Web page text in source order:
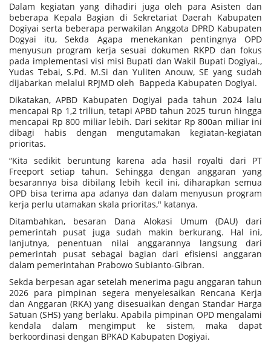
Dalam kegiatan yang dihadiri juga oleh para Asisten dan
beberapa Kepala Bagian di Sekretariat Daerah Kabupaten
Dogiyai serta beberapa perwakilan Anggota DPRD Kabupaten
Dogyai itu, Sekda Agapa menekankan pentingnya OPD
menyusun program kerja sesuai dokumen RKPD dan fokus
pada implementasi visi misi Bupati dan Wakil Bupati Dogiyai.,
Yudas Tebai, S.Pd. M.Si dan Yuliten Anouw, SE yang sudah
dijabarkan melalui RPJMD oleh Bappeda Kabupaten Dogiyai.
Dikatakan, APBD Kabupaten Dogiyai pada tahun 2024 lalu
mencapai Rp 1,2 triliun, tetapi APBD tahun 2025 turun hingga
mencapai Rp 800 miliar lebih. Dari sekitar Rp 800an miliar ini
dibagi habis dengan mengutamakan kegiatan-kegiatan
prioritas.
“Kita sedikit beruntung karena ada hasil royalti dari PT
Freeport setiap tahun. Sehingga dengan anggaran yang
besarannya bisa dibilang lebih kecil ini, diharapkan semua
OPD bisa terima apa adanya dan dalam menyusun program
kerja perlu utamakan skala prioritas," katanya.
Ditambahkan, besaran Dana Alokasi Umum (DAU) dari
pemerintah pusat juga sudah makin berkurang. Hal ini,
lanjutnya, penentuan nilai anggarannya langsung dari
pemerintah pusat sebagai bagian dari efisiensi anggaran
dalam pemerintahan Prabowo Subianto-Gibran.
Sekda berpesan agar setelah menerima pagu anggaran tahun
2026 para pimpinan segera menyelesaikan Rencana Kerja
dan Anggaran (RKA) yang disesuaikan dengan Standar Harga
Satuan (SHS) yang berlaku. Apabila pimpinan OPD mengalami
kendala dalam mengimput ke sistem, maka dapat
berkoordinasi dengan BPKAD Kabupaten Dogiyai.